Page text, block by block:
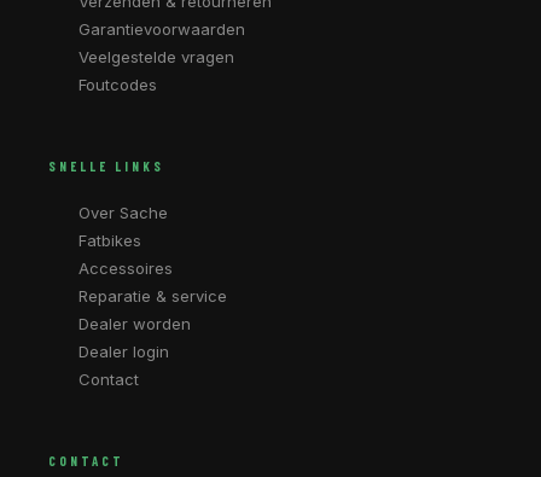
Garantievoorwaarden
Veelgestelde vragen
Foutcodes
SNELLE LINKS
Over Sache
Fatbikes
Accessoires
Reparatie & service
Dealer worden
Dealer login
Contact
CONTACT